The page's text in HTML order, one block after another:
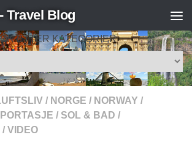
Travel Blog
ETTER KATEGORIER
/ NORGE / NORWAY /
/ SOL & BAD /
/ VIDEO